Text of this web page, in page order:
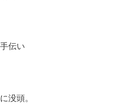
伝い
没頭。